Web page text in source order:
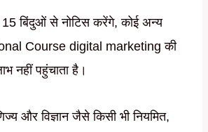
बिंदुओं से नोटिस करेंगे, कोई अन्य
Course digital marketing की
नहीं पहुंचाता है।
और विज्ञान जैसे किसी भी नियमित,